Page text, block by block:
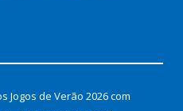
Jogos de Verão 2026 com